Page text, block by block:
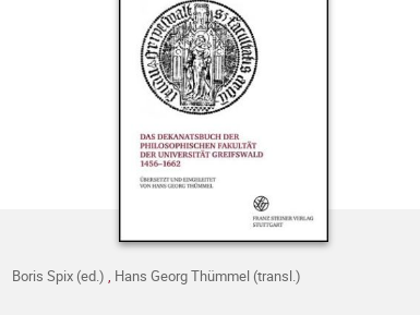
Boris Spix (ed.) , Hans Georg Thümmel (transl.)